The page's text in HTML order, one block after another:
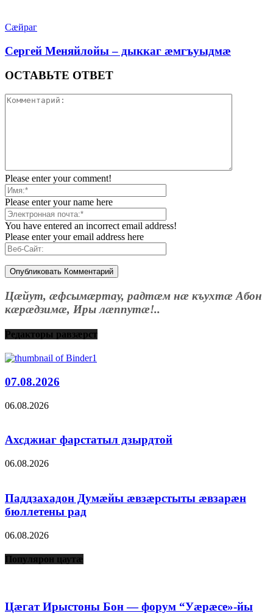
Сæйраг
Сергей Меняйлойы – дыккаг æмгъуыдмæ
ОСТАВЬТЕ ОТВЕТ
Please enter your comment!
Please enter your name here
You have entered an incorrect email address!
Please enter your email address here
Цæйут, æфсымæртау, радтæм нæ къухтæ Абон
кæрæдзимæ, Иры лæппутæ!..
Редакторы равзæрст
07.08.2026
06.08.2026
Ахсджиаг фарстатыл дзырдтой
06.08.2026
Паддзахадон Думæйы æвзæрстыты æвзарæн
бюллетены рад
06.08.2026
Популярон цаутæ
Цæгат Ирыстоны Бон — форум “Уæрæсе»-йы